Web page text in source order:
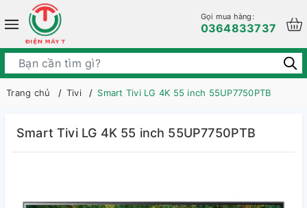
Gọi mua hàng:
0364833737
Trang chủ Tivi Smart Tivi LG 4K 55 inch 55UP7750PTB
Smart Tivi LG 4K 55 inch 55UP7750PTB